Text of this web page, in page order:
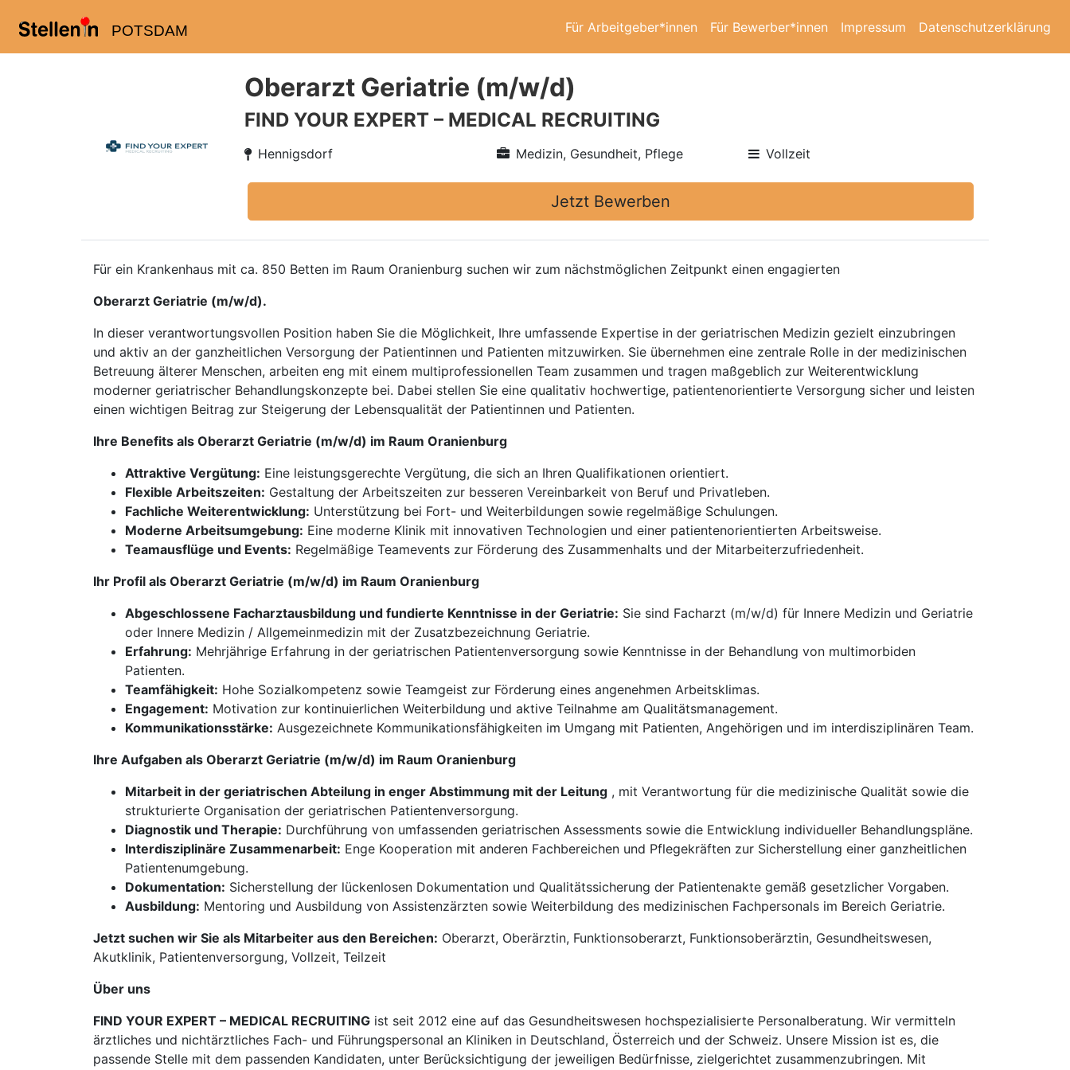
POTSDAM Für Arbeitgeber*innen Für Bewerber*innen Impressum Datenschutzerklärung
Oberarzt Geriatrie (m/w/d)
FIND YOUR EXPERT – MEDICAL RECRUITING
Hennigsdorf Medizin, Gesundheit, Pflege Vollzeit
Jetzt Bewerben
Für ein Krankenhaus mit ca. 850 Betten im Raum Oranienburg suchen wir zum nächstmöglichen Zeitpunkt einen engagierten
Oberarzt Geriatrie (m/w/d).
In dieser verantwortungsvollen Position haben Sie die Möglichkeit, Ihre umfassende Expertise in der geriatrischen Medizin gezielt einzubringen
und aktiv an der ganzheitlichen Versorgung der Patientinnen und Patienten mitzuwirken. Sie übernehmen eine zentrale Rolle in der medizinischen
Betreuung älterer Menschen, arbeiten eng mit einem multiprofessionellen Team zusammen und tragen maßgeblich zur Weiterentwicklung
moderner geriatrischer Behandlungskonzepte bei. Dabei stellen Sie eine qualitativ hochwertige, patientenorientierte Versorgung sicher und leisten
einen wichtigen Beitrag zur Steigerung der Lebensqualität der Patientinnen und Patienten.
Ihre Benefits als Oberarzt Geriatrie (m/w/d) im Raum Oranienburg
Attraktive Vergütung: Eine leistungsgerechte Vergütung, die sich an Ihren Qualifikationen orientiert.
Flexible Arbeitszeiten: Gestaltung der Arbeitszeiten zur besseren Vereinbarkeit von Beruf und Privatleben.
Fachliche Weiterentwicklung: Unterstützung bei Fort- und Weiterbildungen sowie regelmäßige Schulungen.
Moderne Arbeitsumgebung: Eine moderne Klinik mit innovativen Technologien und einer patientenorientierten Arbeitsweise.
Teamausflüge und Events: Regelmäßige Teamevents zur Förderung des Zusammenhalts und der Mitarbeiterzufriedenheit.
Ihr Profil als Oberarzt Geriatrie (m/w/d) im Raum Oranienburg
Abgeschlossene Facharztausbildung und fundierte Kenntnisse in der Geriatrie: Sie sind Facharzt (m/w/d) für Innere Medizin und Geriatrie
oder Innere Medizin / Allgemeinmedizin mit der Zusatzbezeichnung Geriatrie.
Erfahrung: Mehrjährige Erfahrung in der geriatrischen Patientenversorgung sowie Kenntnisse in der Behandlung von multimorbiden
Patienten.
Teamfähigkeit: Hohe Sozialkompetenz sowie Teamgeist zur Förderung eines angenehmen Arbeitsklimas.
Engagement: Motivation zur kontinuierlichen Weiterbildung und aktive Teilnahme am Qualitätsmanagement.
Kommunikationsstärke: Ausgezeichnete Kommunikationsfähigkeiten im Umgang mit Patienten, Angehörigen und im interdisziplinären Team.
Ihre Aufgaben als Oberarzt Geriatrie (m/w/d) im Raum Oranienburg
Mitarbeit in der geriatrischen Abteilung in enger Abstimmung mit der Leitung , mit Verantwortung für die medizinische Qualität sowie die
strukturierte Organisation der geriatrischen Patientenversorgung.
Diagnostik und Therapie: Durchführung von umfassenden geriatrischen Assessments sowie die Entwicklung individueller Behandlungspläne.
Interdisziplinäre Zusammenarbeit: Enge Kooperation mit anderen Fachbereichen und Pflegekräften zur Sicherstellung einer ganzheitlichen
Patientenumgebung.
Dokumentation: Sicherstellung der lückenlosen Dokumentation und Qualitätssicherung der Patientenakte gemäß gesetzlicher Vorgaben.
Ausbildung: Mentoring und Ausbildung von Assistenzärzten sowie Weiterbildung des medizinischen Fachpersonals im Bereich Geriatrie.
Jetzt suchen wir Sie als Mitarbeiter aus den Bereichen: Oberarzt, Oberärztin, Funktionsoberarzt, Funktionsoberärztin, Gesundheitswesen,
Akutklinik, Patientenversorgung, Vollzeit, Teilzeit
Über uns
FIND YOUR EXPERT – MEDICAL RECRUITING ist seit 2012 eine auf das Gesundheitswesen hochspezialisierte Personalberatung. Wir vermitteln
ärztliches und nichtärztliches Fach- und Führungspersonal an Kliniken in Deutschland, Österreich und der Schweiz. Unsere Mission ist es, die
passende Stelle mit dem passenden Kandidaten, unter Berücksichtigung der jeweiligen Bedürfnisse, zielgerichtet zusammenzubringen. Mit